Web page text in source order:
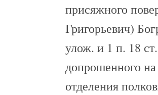
присяжного
Григорьевич)
улож. и 1 п. 18
допрошенного на
отделения